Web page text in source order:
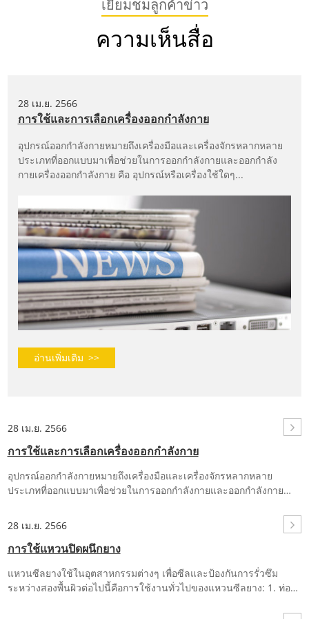
เยี่ยมชมลูกค้าข่าว
ความเห็นสื่อ
28 เม.ย. 2566
การใช้และการเลือกเครื่องออกกำลังกาย
อุปกรณ์ออกกำลังกายหมายถึงเครื่องมือและเครื่องจักรหลากหลาย
ประเภทที่ออกแบบมาเพื่อช่วยในการออกกำลังกายและออกกำลัง
กายเครื่องออกกำลังกาย คือ อุปกรณ์หรือเครื่องใช้ใดๆ...
อ่านเพิ่มเติม >>
28 เม.ย. 2566
การใช้และการเลือกเครื่องออกกำลังกาย
อุปกรณ์ออกกำลังกายหมายถึงเครื่องมือและเครื่องจักรหลากหลาย
ประเภทที่ออกแบบมาเพื่อช่วยในการออกกำลังกายและออกกำลังกาย
ออกกำลังกายเพื่อเพิ่มความแข็งแรงหรือผลการปรับสภาพของการออก
กำลังกายนั้นๆ...
28 เม.ย. 2566
การใช้แหวนปิดผนึกยาง
แหวนซีลยางใช้ในอุตสาหกรรมต่างๆ เพื่อซีลและป้องกันการรั่วซึม
ระหว่างสองพื้นผิวต่อไปนี้คือการใช้งานทั่วไปของแหวนซีลยาง: 1. ท่อ